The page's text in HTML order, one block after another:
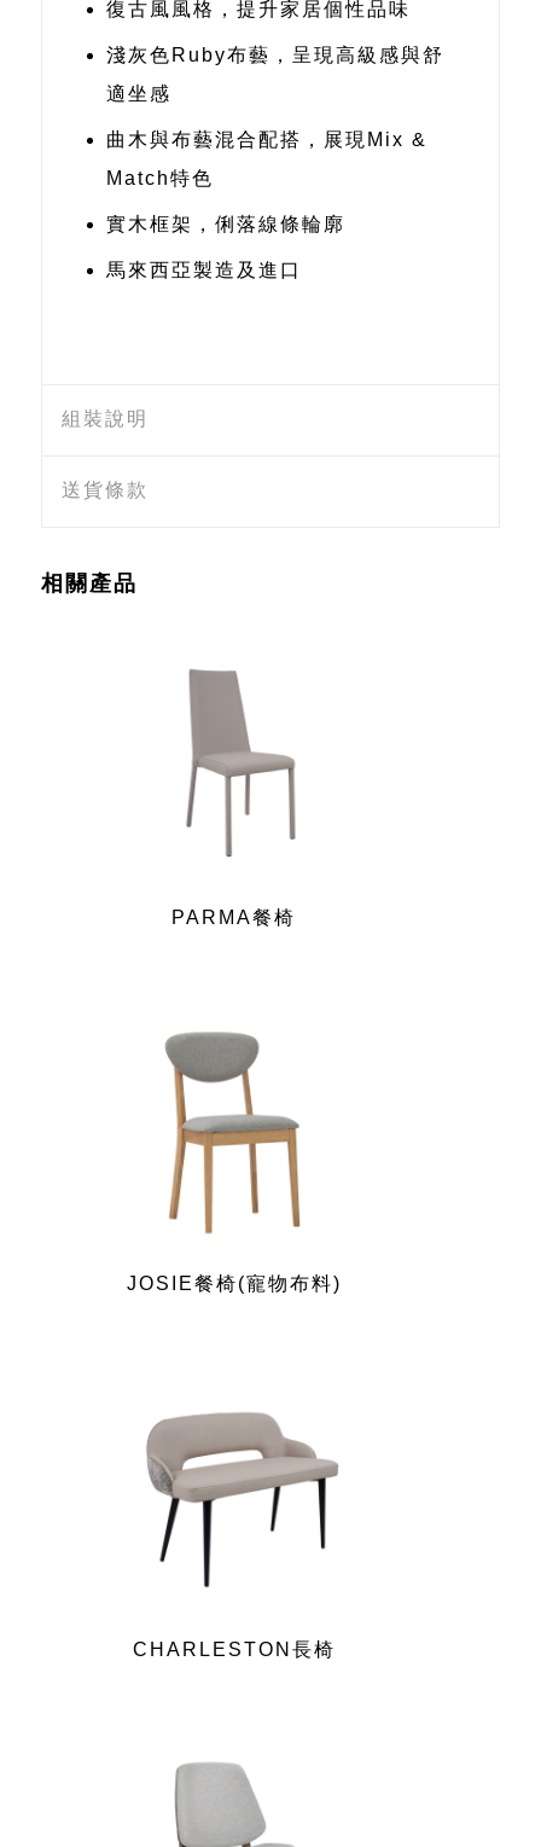
復古風風格，提升家居個性品味
淺灰色Ruby布藝，呈現高級感與舒
適坐感
曲木與布藝混合配搭，展現Mix &
Match特色
實木框架，俐落線條輪廓
馬來西亞製造及進口
組裝說明
送貨條款
相關產品
PARMA餐椅
JOSIE餐椅(寵物布料)
CHARLESTON長椅